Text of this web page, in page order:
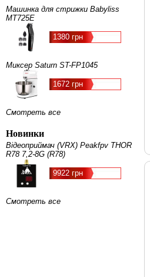
Машинка для стрижки Babyliss
MT725E
1380 грн
Миксер Saturn ST-FP1045
1672 грн
Смотреть все
Новинки
Відеоприймач (VRX) Peakfpv THOR
R78 7,2-8G (R78)
9922 грн
Смотреть все